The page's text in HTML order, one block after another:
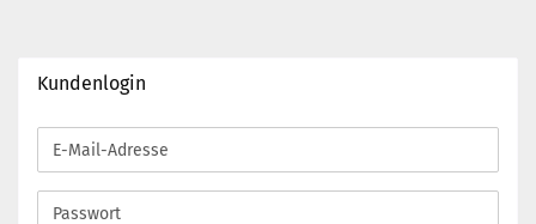
Kundenlogin
E-
Mail-
Adresse
Passwort